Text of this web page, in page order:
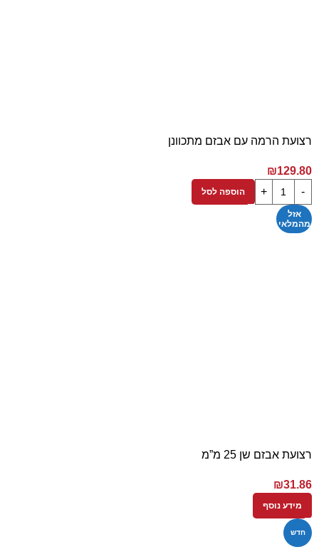
רצועת הרמה עם אבזם מתכוונן
₪129.80
הוספה לסל
אזל
מהמלאי
רצועת אבזם שן 25 מ”מ
₪31.86
מידע נוסף
חדש